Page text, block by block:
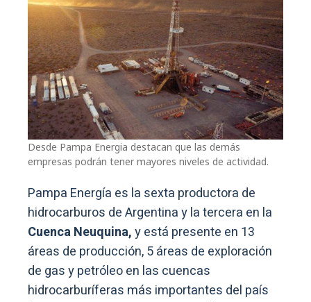
Desde Pampa Energia destacan que las demás
empresas podrán tener mayores niveles de actividad.
Pampa Energía es la sexta productora de
hidrocarburos de Argentina y la tercera en la
Cuenca Neuquina,y está presente en 13
áreas de producción, 5 áreas de exploración
de gas y petróleo en las cuencas
hidrocarburíferas más importantes del país